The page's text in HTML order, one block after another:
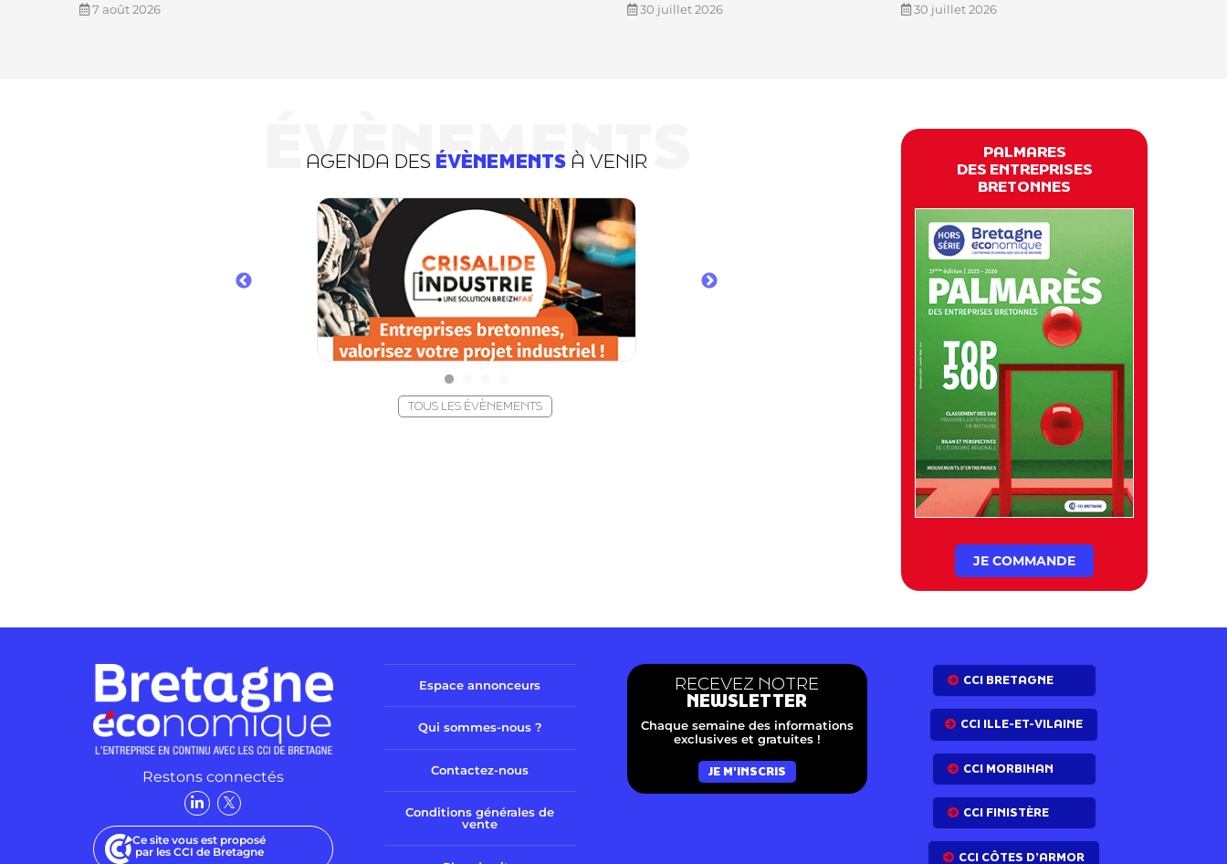
7 août 2026 30 juillet 2026 30 juillet 2026
ÉVÈNEMENTS
AGENDA DES ÉVÈNEMENTS À VENIR
TOUS LES ÉVÈNEMENTS
PALMARES
DES ENTREPRISES
BRETONNES
JE COMMANDE
Restons connectés
Ce site vous est proposé
par les CCI de Bretagne
Espace annonceurs
Qui sommes-nous ?
Contactez-nous
Conditions générales de
vente
RECEVEZ NOTRE
NEWSLETTER
Chaque semaine des informations
exclusives et gratuites !
JE M'INSCRIS
CCI BRETAGNE
CCI ILLE-ET-VILAINE
CCI MORBIHAN
CCI FINISTÈRE
CCI CÔTES D’ARMOR